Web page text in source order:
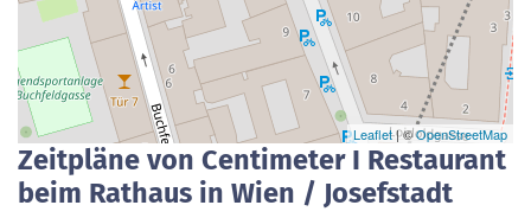
Leaflet| ©OpenStreetMap
Zeitpläne von Centimeter I Restaurant
beim Rathaus in Wien / Josefstadt